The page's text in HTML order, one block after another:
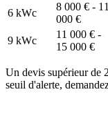
6 kWc
8 000 € - 11
000 €
9 kWc
11 000 € -
15 000 €
Un devis supérieur de
seuil d'alerte,